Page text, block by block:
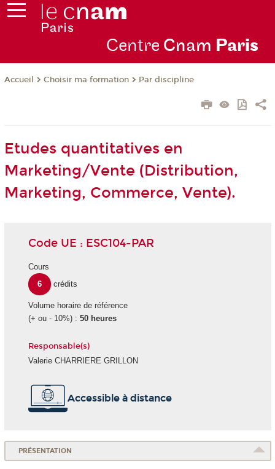
Centre Cnam Paris
Accueil Choisir ma formation Par discipline
Etudes quantitatives en
Marketing/Vente (Distribution,
Marketing, Commerce, Vente).
Code UE : ESC104-PAR
Cours
6
crédits
Volume horaire de référence
(+ ou - 10%) : 50 heures
Responsable(s)
Valerie CHARRIERE GRILLON
Accessible à distance
PRÉSENTATION